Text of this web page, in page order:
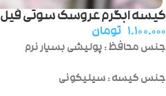
کیسه ابگرم عروسک سوتی فیل
۱.۱۰۰.۰۰۰ تومان
جنس محافظ : پولیشی بسیار نرم
جنس کیسه : سیلیکونی